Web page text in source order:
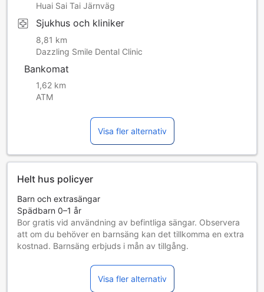
Huai Sai Tai Järnväg
Sjukhus och kliniker
8,81 km
Dazzling Smile Dental Clinic
Bankomat
1,62 km
ATM
Visa fler alternativ
Helt hus policyer
Barn och extrasängar
Spädbarn 0–1 år
Bor gratis vid användning av befintliga sängar. Observera
att om du behöver en barnsäng kan det tillkomma en extra
kostnad. Barnsäng erbjuds i mån av tillgång.
Bor gratis om befintliga sängar används.
Gäster 8 år och äldre betraktas som vuxna
Visa fler alternativ